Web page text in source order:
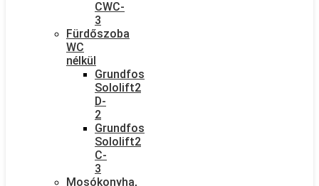
CWC-
3
Fürdőszoba
WC
nélkül
Grundfos
Sololift2
D-
2
Grundfos
Sololift2
C-
3
Mosókonyha,